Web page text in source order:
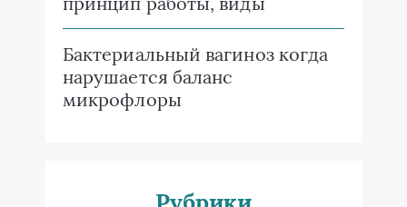
Бактериальный вагиноз когда
нарушается баланс
микрофлоры